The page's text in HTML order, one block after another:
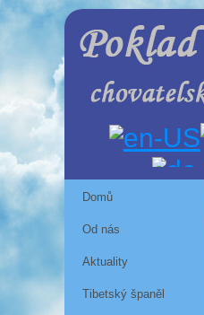
Domů
Od nás
Aktuality
Tibetský španěl